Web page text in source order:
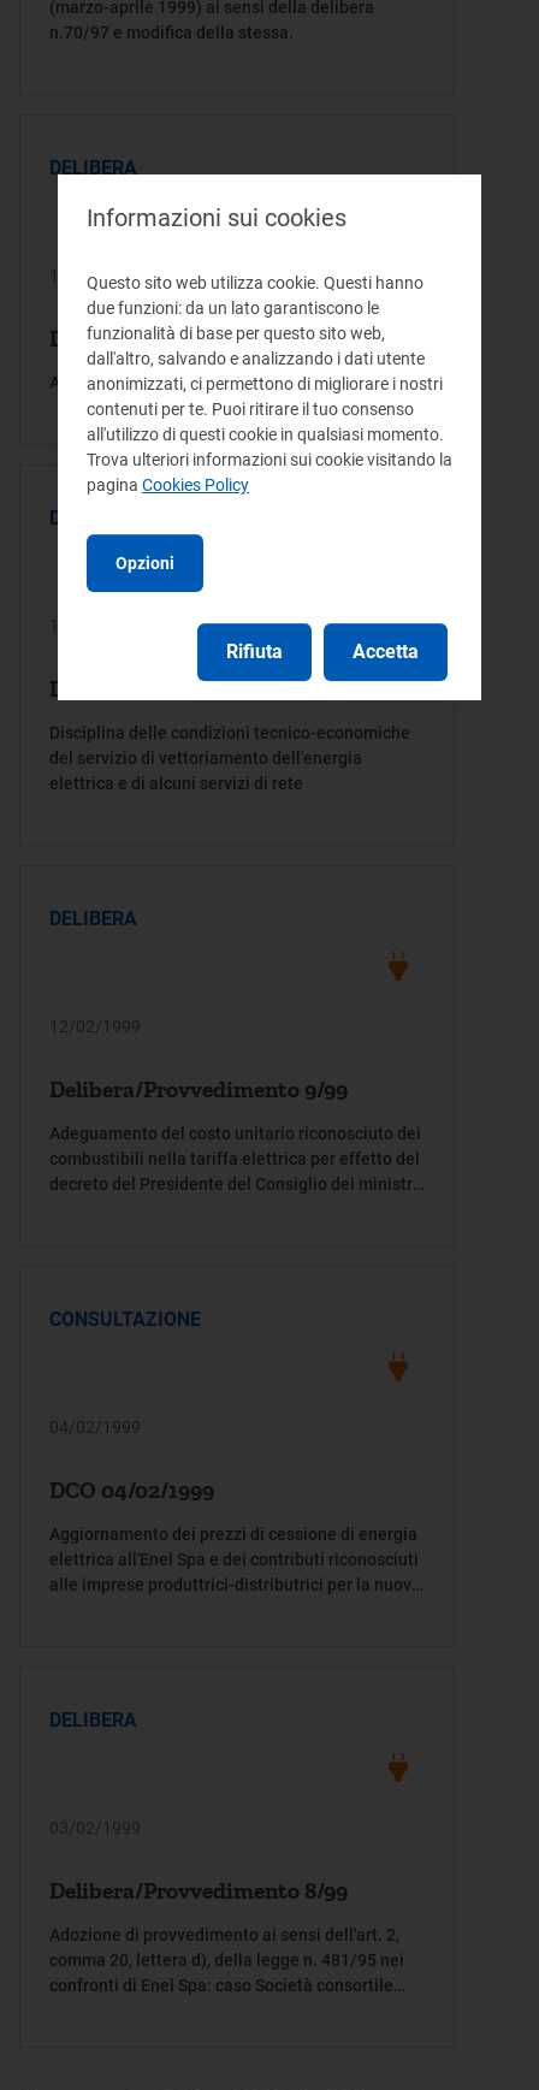
(marzo-aprile 1999) ai sensi della delibera
n.70/97 e modifica della stessa.
DELIBERA
18/02/1999
Delibera/Provvedimento 14/99
Avvio di istruttoria formale sul caso Agea Spa
DELIBERA
18/02/1999
Delibera/Provvedimento 13/99
Disciplina delle condizioni tecnico-economiche
del servizio di vettoriamento dell'energia
elettrica e di alcuni servizi di rete
DELIBERA
12/02/1999
Delibera/Provvedimento 9/99
Adeguamento del costo unitario riconosciuto dei
combustibili nella tariffa elettrica per effetto del
decreto del Presidente del Consiglio dei ministri
CONSULTAZIONE
04/02/1999
DCO 04/02/1999
Aggiornamento dei prezzi di cessione di energia
elettrica all'Enel Spa e dei contributi riconosciuti
alle imprese produttrici-distributrici per la nuova
DELIBERA
03/02/1999
Delibera/Provvedimento 8/99
Adozione di provvedimento ai sensi dell'art. 2,
comma 20, lettera d), della legge n. 481/95 nei
confronti di Enel Spa: caso Società consortile
Informazioni sui cookies
Questo sito web utilizza cookie. Questi hanno
due funzioni: da un lato garantiscono le
funzionalità di base per questo sito web,
dall'altro, salvando e analizzando i dati utente
anonimizzati, ci permettono di migliorare i nostri
contenuti per te. Puoi ritirare il tuo consenso
all'utilizzo di questi cookie in qualsiasi momento.
Trova ulteriori informazioni sui cookie visitando la
pagina Cookies Policy
Opzioni
Rifiuta Accetta